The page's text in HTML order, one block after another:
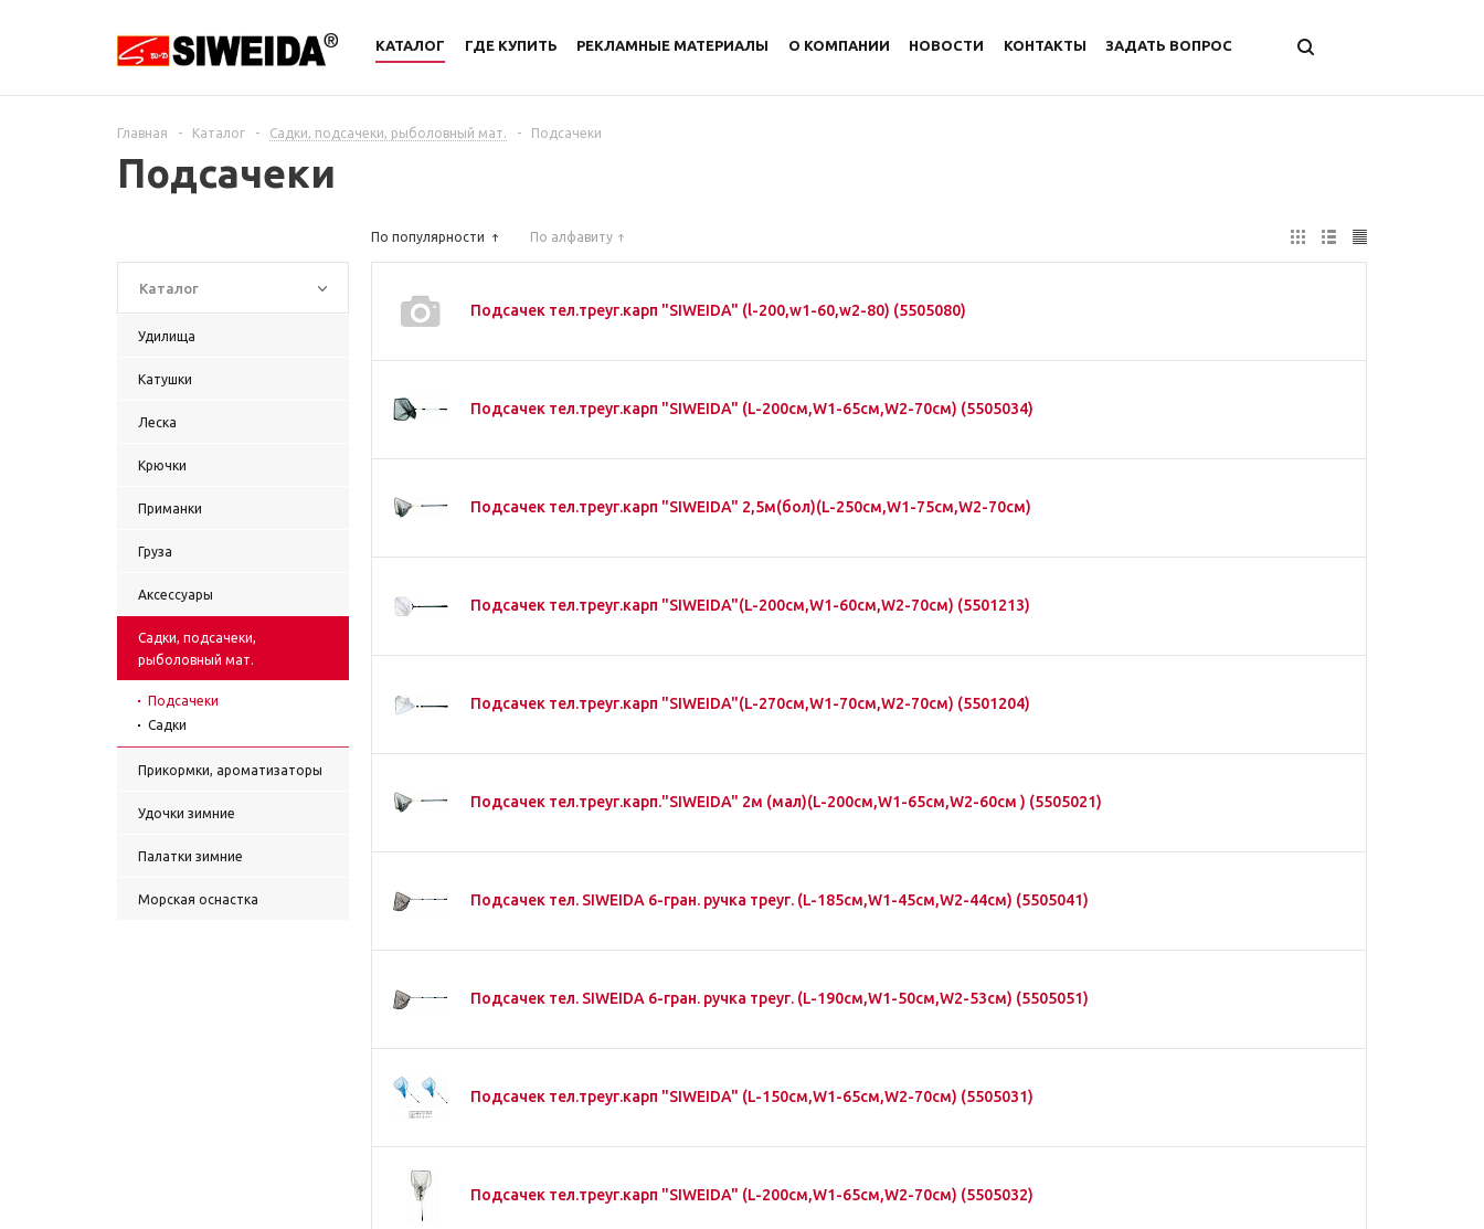
КАТАЛОГ ГДЕ КУПИТЬ РЕКЛАМНЫЕ МАТЕРИАЛЫ О КОМПАНИИ НОВОСТИ КОНТАКТЫ ЗАДАТЬ ВОПРОС
Главная - Каталог - Садки, подсачеки, рыболовный мат. - Подсачеки
Подсачеки
Каталог
Удилища
Катушки
Леска
Крючки
Приманки
Груза
Аксессуары
Садки, подсачеки,
рыболовный мат.
Подсачеки
Садки
Прикормки, ароматизаторы
Удочки зимние
Палатки зимние
Морская оснастка
По популярности По алфавиту
Подсачек тел.треуг.карп "SIWEIDA" (l-200,w1-60,w2-80) (5505080)
Подсачек тел.треуг.карп "SIWEIDA" (L-200см,W1-65см,W2-70см) (5505034)
Подсачек тел.треуг.карп "SIWEIDA" 2,5м(бол)(L-250см,W1-75см,W2-70см)
Подсачек тел.треуг.карп "SIWEIDA"(L-200см,W1-60см,W2-70см) (5501213)
Подсачек тел.треуг.карп "SIWEIDA"(L-270см,W1-70см,W2-70см) (5501204)
Подсачек тел.треуг.карп."SIWEIDA" 2м (мал)(L-200см,W1-65см,W2-60см ) (5505021)
Подсачек тел. SIWEIDA 6-гран. ручка треуг. (L-185см,W1-45см,W2-44см) (5505041)
Подсачек тел. SIWEIDA 6-гран. ручка треуг. (L-190см,W1-50см,W2-53см) (5505051)
Подсачек тел.треуг.карп "SIWEIDA" (L-150см,W1-65см,W2-70см) (5505031)
Подсачек тел.треуг.карп "SIWEIDA" (L-200см,W1-65см,W2-70см) (5505032)